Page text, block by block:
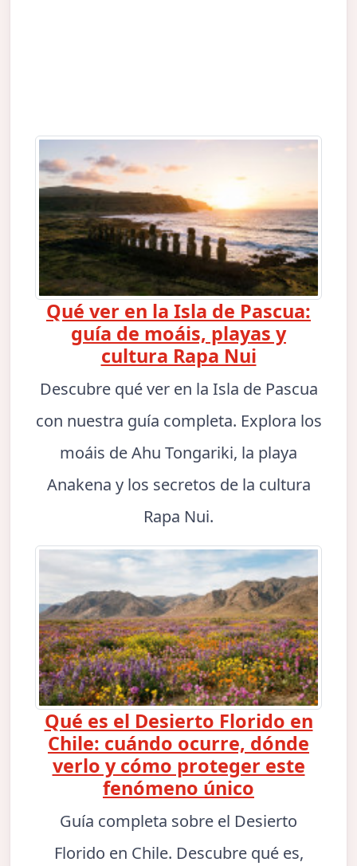
Qué ver en la Isla de Pascua:
guía de moáis, playas y
cultura Rapa Nui
Descubre qué ver en la Isla de Pascua
con nuestra guía completa. Explora los
moáis de Ahu Tongariki, la playa
Anakena y los secretos de la cultura
Rapa Nui.
Qué es el Desierto Florido en
Chile: cuándo ocurre, dónde
verlo y cómo proteger este
fenómeno único
Guía completa sobre el Desierto
Florido en Chile. Descubre qué es,